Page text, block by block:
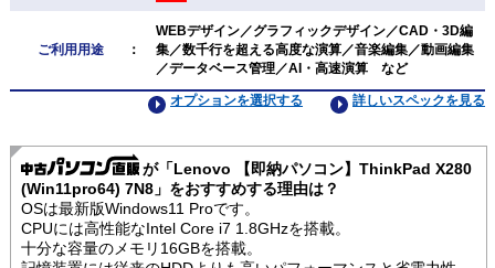
ご利用用途 ：
WEBデザイン／グラフィックデザイン／CAD・3D編
集／数千行を超える高度な演算／音楽編集／動画編集
／データベース管理／AI・高速演算 など
詳しいスペックを見る
オプションを選択する
が「Lenovo 【即納パソコン】ThinkPad X280
(Win11pro64) 7N8」をおすすめする理由は？
OSは最新版Windows11 Proです。
CPUには高性能なIntel Core i7 1.8GHzを搭載。
十分な容量のメモリ16GBを搭載。